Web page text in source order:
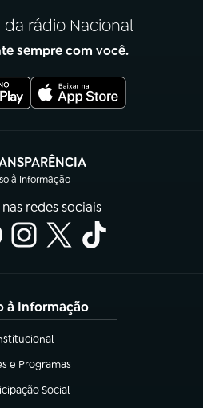
da rádio Nacional
sempre com você.
à Informação
(abre em nova aba)
redes sociais
à Informação
em nova aba)
e Programas
em nova aba)
Social
em nova aba)